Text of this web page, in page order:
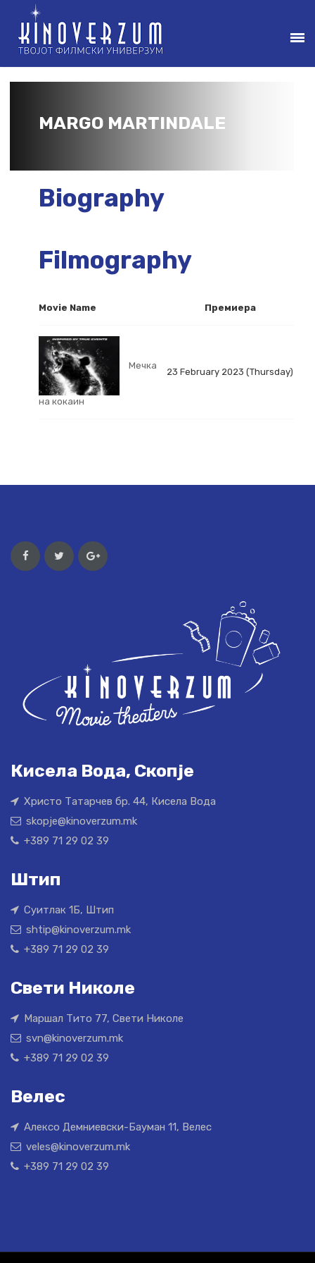
MARGO MARTINDALE
Biography
Filmography
Movie Name Премиера
Мечка
на кокаин
23 February 2023 (Thursday)
Кисела Вода, Скопје
Христо Татарчев бр. 44, Кисела Вода
skopje@kinoverzum.mk
+389 71 29 02 39
Штип
Суитлак 1Б, Штип
shtip@kinoverzum.mk
+389 71 29 02 39
Свети Николе
Маршал Тито 77, Свети Николе
svn@kinoverzum.mk
+389 71 29 02 39
Велес
Алексо Демниевски-Бауман 11, Велес
veles@kinoverzum.mk
+389 71 29 02 39